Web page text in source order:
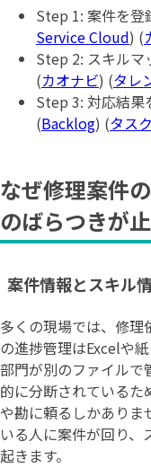
Step 1: 案件を登
Service Cloud) (
Step 2: スキルマ
(カオナビ) (タレ
Step 3: 対応結果
(Backlog) (タス
なぜ修理案件
のばらつきが
案件情報とスキル
多くの現場では、修
の進捗管理はExcelや
部門が別のファイルで
的に分断されている
や勘に頼るしかありま
いる人に案件が回り
起きます。